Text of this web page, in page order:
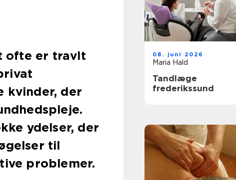
ofte er travlt
kvinder, der
ydelser, der
til
problemer.
08. juni 2026
Maria Hald
Tandlæge
frederikssund